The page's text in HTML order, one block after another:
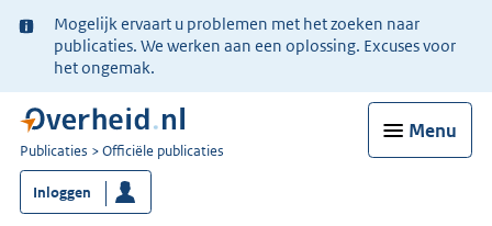
Ter
informatie:
Mogelijk ervaart u problemen met het zoeken naar
publicaties. We werken aan een oplossing. Excuses voor
het ongemak.
Menu
U
bent
nu
hier:
Publicaties Officiële publicaties
Inloggen